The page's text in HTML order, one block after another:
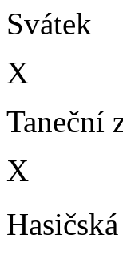
Svátek
X
Taneční
X